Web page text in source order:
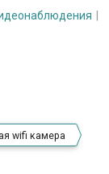
wifi камера